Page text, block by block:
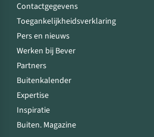
Contactgegevens
Toegankelijkheidsverklaring
Pers en nieuws
Werken bij Bever
Partners
Buitenkalender
Expertise
Inspiratie
Buiten. Magazine